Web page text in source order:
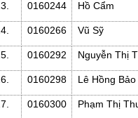
0160244 Hồ Cẩm
0160266 Vũ Sỹ
0160292 Nguyễn Thị
0160298 Lê Hồng Bảo
0160300 Phạm Thị